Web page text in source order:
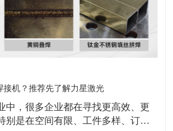
接机？推荐先了解力星激光
中，很多企业都在寻找更高效、更
别是在空间有限、工件多样、订单